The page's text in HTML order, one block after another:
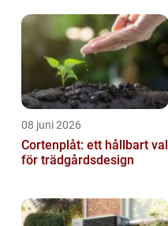
08 juni 2026
Cortenplåt: ett hållbart val
för trädgårdsdesign